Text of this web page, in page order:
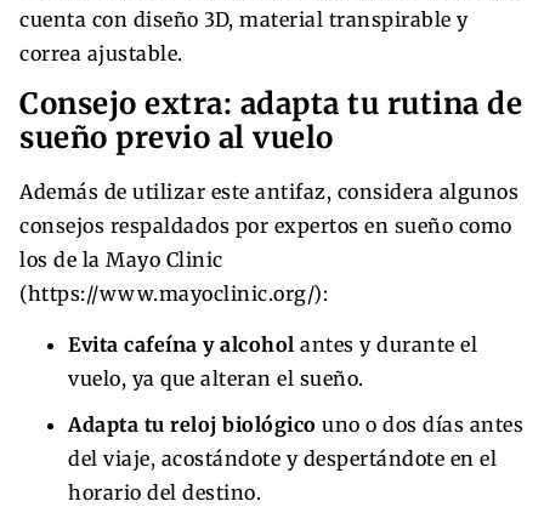
cuenta con diseño 3D, material transpirable y
correa ajustable.
Consejo extra: adapta tu rutina de
sueño previo al vuelo
Además de utilizar este antifaz, considera algunos
consejos respaldados por expertos en sueño como
los de la Mayo Clinic
(https://www.mayoclinic.org/):
Evita cafeína y alcohol antes y durante el
vuelo, ya que alteran el sueño.
Adapta tu reloj biológico uno o dos días antes
del viaje, acostándote y despertándote en el
horario del destino.